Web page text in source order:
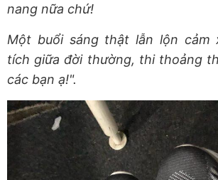
nang nữa chứ!
Một buổi sáng thật lẫn lộn cảm
tích giữa đời thường, thi thoảng
các bạn ạ!".